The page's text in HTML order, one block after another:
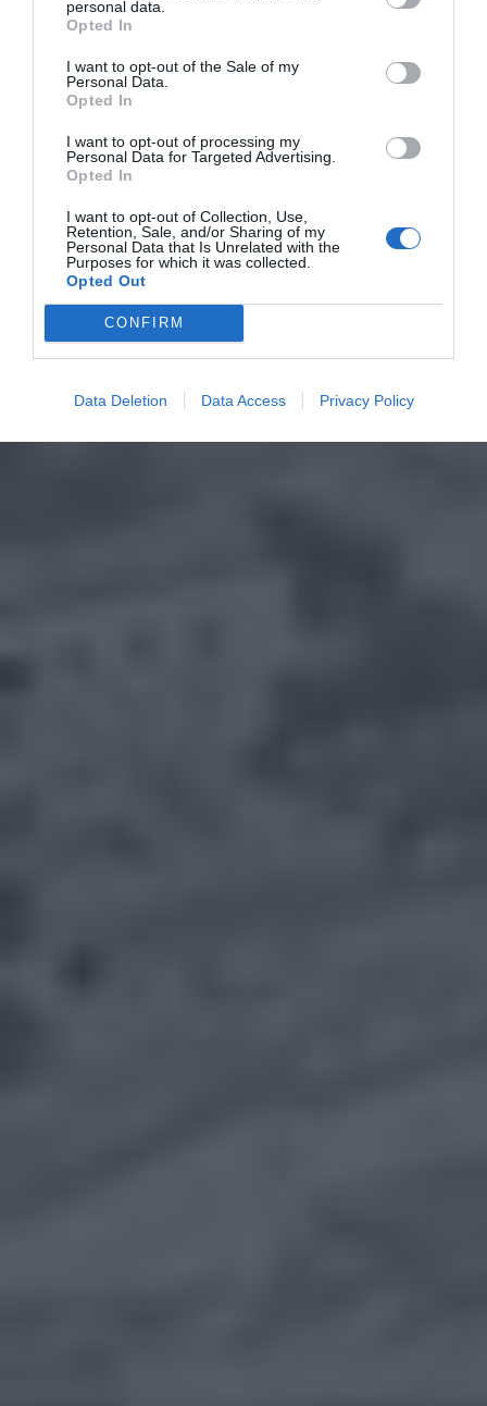
personal data.
Opted In
I want to opt-out of the Sale of my
Personal Data.
Opted In
I want to opt-out of processing my
Personal Data for Targeted Advertising.
Opted In
I want to opt-out of Collection, Use,
Retention, Sale, and/or Sharing of my
Personal Data that Is Unrelated with the
Purposes for which it was collected.
Opted Out
CONFIRM
Data Deletion Data Access Privacy Policy